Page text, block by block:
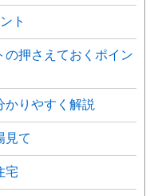
ト
の押さえておくポイン
かりやすく解説
見て
宅